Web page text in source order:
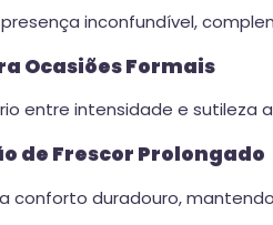
inconfundível,
Ocasiões Formais
entre intensidade e
de Frescor Prolongado
conforto duradouro,